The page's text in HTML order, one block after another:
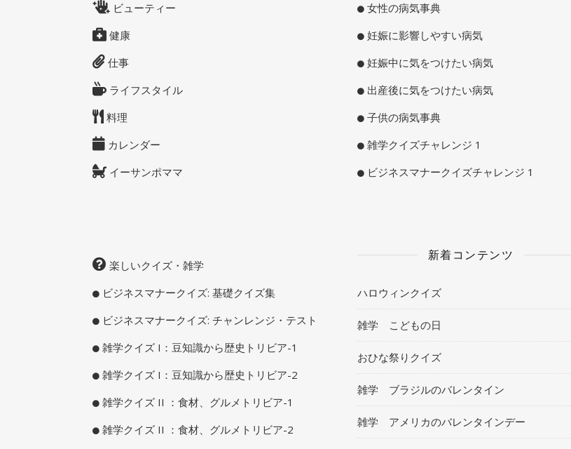
ビューティー
健康
仕事
ライフスタイル
料理
カレンダー
イーサンポママ
女性の病気事典
妊娠に影響しやすい病気
妊娠中に気をつけたい病気
出産後に気をつけたい病気
子供の病気事典
雑学クイズチャレンジ 1
ビジネスマナークイズチャレンジ 1
楽しいクイズ・雑学
ビジネスマナークイズ: 基礎クイズ集
ビジネスマナークイズ: チャンレンジ・テスト
雑学クイズ I：豆知識から歴史トリビア-1
雑学クイズ I：豆知識から歴史トリビア-2
雑学クイズ II ：食材、グルメトリビア-1
雑学クイズ II ：食材、グルメトリビア-2
新着コンテンツ
ハロウィンクイズ
雑学 こどもの日
おひな祭りクイズ
雑学 ブラジルのバレンタイン
雑学 アメリカのバレンタインデー